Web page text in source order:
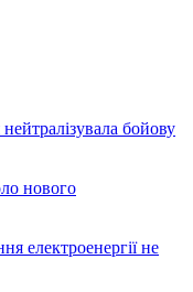
бойову
нового
електроенергії не